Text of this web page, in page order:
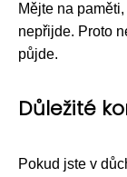
Mějte na
nepřijde. Proto
půjde.
Důležité
Pokud jste v